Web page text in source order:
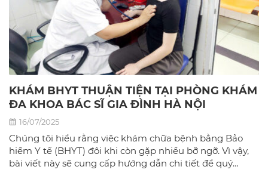
KHÁM BHYT THUẬN TIỆN TẠI PHÒNG KHÁM
ĐA KHOA BÁC SĨ GIA ĐÌNH HÀ NỘI
16/07/2025
Chúng tôi hiểu rằng việc khám chữa bệnh bằng Bảo
hiểm Y tế (BHYT) đôi khi còn gặp nhiều bỡ ngỡ. Vì vậy,
bài viết này sẽ cung cấp hướng dẫn chi tiết để quý